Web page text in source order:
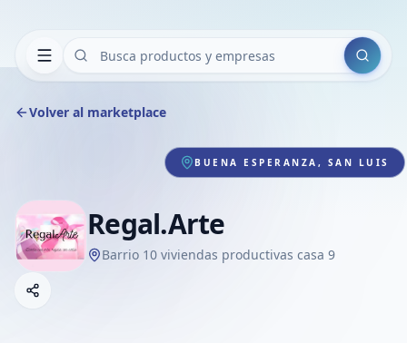
Buscar
Volver al marketplace
BUENA ESPERANZA, SAN LUIS
Regal.Arte
Barrio 10 viviendas productivas casa 9
Compartir empresa